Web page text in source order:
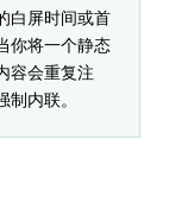
白屏时间或首
你将一个静态
容会重复注
内联。